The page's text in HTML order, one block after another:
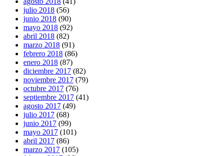
julio 2018 (56)
junio 2018 (90)
mayo 2018 (92)
abril 2018 (82)
marzo 2018 (91)
febrero 2018 (86)
enero 2018 (87)
diciembre 2017 (82)
noviembre 2017 (79)
octubre 2017 (76)
septiembre 2017 (41)
agosto 2017 (49)
julio 2017 (68)
junio 2017 (99)
mayo 2017 (101)
abril 2017 (86)
marzo 2017 (105)